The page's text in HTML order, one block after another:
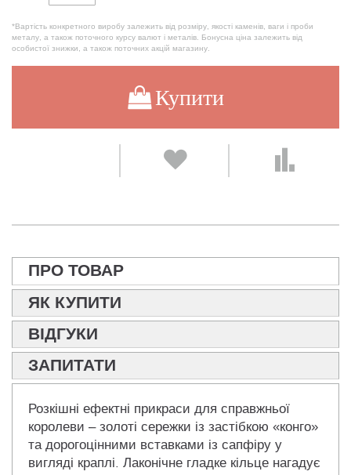
*Вартість конкретного виробу залежить від розміру, якості каменів, ваги і проби
металу, а також поточного курсу валют і металів. Бонусна ціна залежить від
особистої знижки, а також поточних акцій магазину.
Купити
ПРО ТОВАР
ЯК КУПИТИ
ВІДГУКИ
ЗАПИТАТИ
Розкішні ефектні прикраси для справжньої
королеви – золоті сережки із застібкою «конго»
та дорогоцінними вставками із сапфіру у
вигляді краплі. Лаконічне гладке кільце нагадує